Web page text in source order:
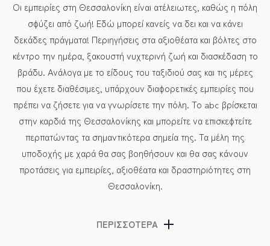
Οι εμπειρίες στη Θεσσαλονίκη είναι ατέλειωτες, καθώς η πόλη
σφύζει από ζωή! Εδώ μπορεί κανείς να δει και να κάνει
δεκάδες πράγματα! Περιηγήσεις στα αξιοθέατα και βόλτες στο
κέντρο την ημέρα, ξακουστή νυχτερινή ζωή και διασκέδαση το
βράδυ. Ανάλογα με το είδους του ταξιδιού σας και τις μέρες
που έχετε διαθέσιμες, υπάρχουν διαφορετικές εμπειρίες που
πρέπει να ζήσετε για να γνωρίσετε την πόλη. Το abc βρίσκεται
στην καρδιά της Θεσσαλονίκης και μπορείτε να επισκεφτείτε
περπατώντας τα σημαντικότερα σημεία της. Τα μέλη της
υποδοχής με χαρά θα σας βοηθήσουν και θα σας κάνουν
προτάσεις για εμπειρίες, αξιοθέατα και δραστηριότητες στη
Θεσσαλονίκη.
ΠΕΡΙΣΣΟΤΕΡΑ